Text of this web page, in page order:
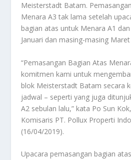
Meisterstadt Batam.
Menara A3 tak lama setelah
bagian atas untuk Menara A1
Januari dan masing-masing
“Pemasangan Bagian Atas
komitmen kami untuk
blok Meisterstadt Batam secara
jadwal – seperti yang juga
A2 sebulan lalu,” kata Po Sun
Komisaris PT. Pollux Properti
(16/04/2019).
Upacara pemasangan bagian